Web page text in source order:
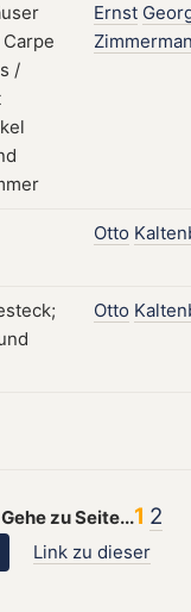
Ernst
Otto
Otto
Gehe zu Seite...1 2
Link zu dieser